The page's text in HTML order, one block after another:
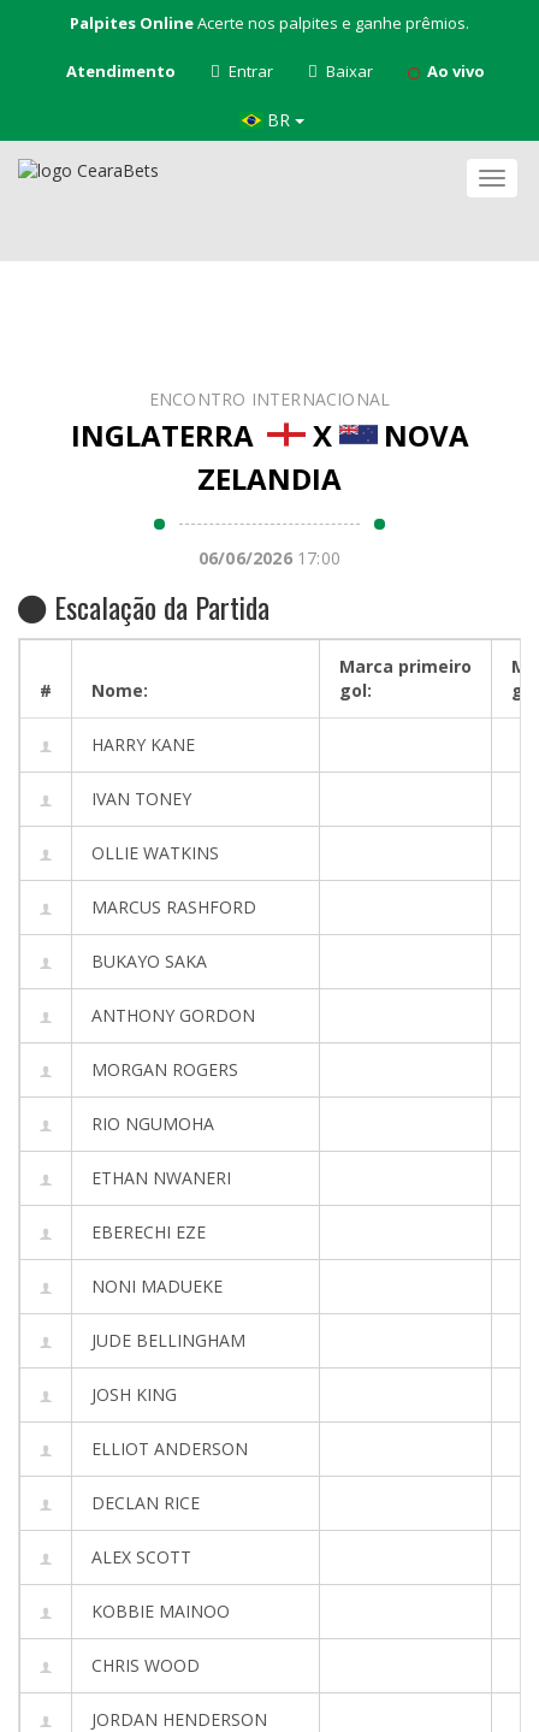
Palpites OnlineAcerte nos palpites e ganhe prêmios.
Atendimento Entrar Baixar Ao vivo
BR
ENCONTRO INTERNACIONAL
INGLATERRA X
NOVA
ZELANDIA
06/06/202617:00
Escalação da Partida
# Nome:
Marca primeiro
gol:
gol
HARRY KANE
IVAN TONEY
OLLIE WATKINS
MARCUS RASHFORD
BUKAYO SAKA
ANTHONY GORDON
MORGAN ROGERS
RIO NGUMOHA
ETHAN NWANERI
EBERECHI EZE
NONI MADUEKE
JUDE BELLINGHAM
JOSH KING
ELLIOT ANDERSON
DECLAN RICE
ALEX SCOTT
KOBBIE MAINOO
CHRIS WOOD
JORDAN HENDERSON